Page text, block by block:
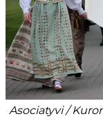
Asociatyvi /